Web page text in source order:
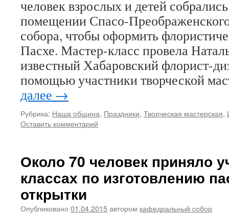
человек взрослых и детей
помещении Спасо-
собора, чтобы оформить
Пасхе. Мастер-класс провела
известный Хабаровский флорист-
помощью участники творческой
далее →
Рубрика: Наша община, Праздники, Творческая мастерская,
Оставить комментарий
Около 70 человек приняло
классах по изготовлению
открытки
Опубликовано 01.04.2015автором кафедральный собор